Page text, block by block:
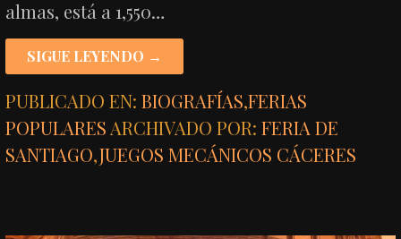
almas, está a 1,550…
SIGUE LEYENDO →
PUBLICADO EN:BIOGRAFÍAS,FERIAS
POPULARES ARCHIVADO POR:FERIA DE
SANTIAGO,JUEGOS MECÁNICOS CÁCERES